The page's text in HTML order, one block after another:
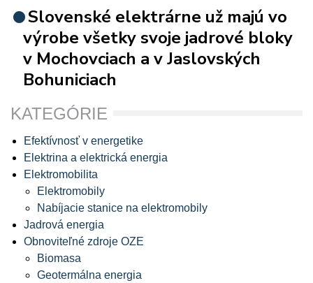
Slovenské elektrárne už majú vo
výrobe všetky svoje jadrové bloky
v Mochovciach a v Jaslovských
Bohuniciach
KATEGÓRIE
Efektívnosť v energetike
Elektrina a elektrická energia
Elektromobilita
Elektromobily
Nabíjacie stanice na elektromobily
Jadrová energia
Obnoviteľné zdroje OZE
Biomasa
Geotermálna energia